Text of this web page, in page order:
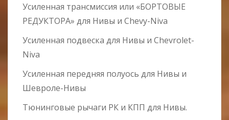
Усиленная трансмиссия или «БОРТОВЫЕ
РЕДУКТОРА» для Нивы и Chevy-Niva
Усиленная подвеска для Нивы и Chevrolet-
Niva
Усиленная передняя полуось для Нивы и
Шевроле-Нивы
Тюнинговые рычаги РК и КПП для Нивы.